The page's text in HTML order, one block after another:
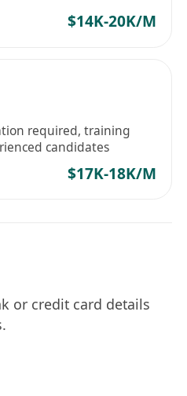
$14K-20K/M
required, training
candidates
$17K-18K/M
or credit card details